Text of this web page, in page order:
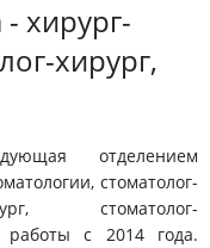
хирург-
хирург,
отделением
, стоматолог-
стоматолог-
с 2014 года.